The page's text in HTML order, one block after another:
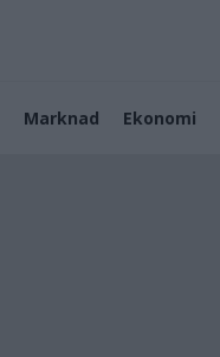
Marknad Ekonomi